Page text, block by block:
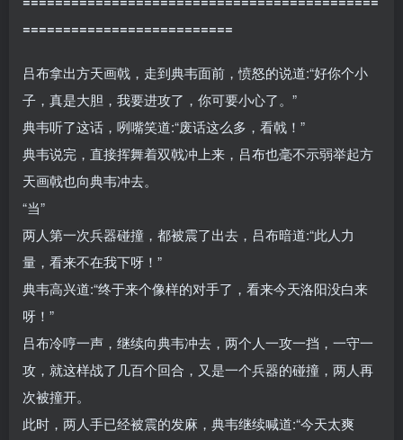
==========================
吕布拿出方天画戟，走到典韦面前，愤怒的说道:“好你个小
子，真是大胆，我要进攻了，你可要小心了。”
典韦听了这话，咧嘴笑道:“废话这么多，看戟！”
典韦说完，直接挥舞着双戟冲上来，吕布也毫不示弱举起方
天画戟也向典韦冲去。
“当”
两人第一次兵器碰撞，都被震了出去，吕布暗道:“此人力
量，看来不在我下呀！”
典韦高兴道:“终于来个像样的对手了，看来今天洛阳没白来
呀！”
吕布冷哼一声，继续向典韦冲去，两个人一攻一挡，一守一
攻，就这样战了几百个回合，又是一个兵器的碰撞，两人再
次被撞开。
此时，两人手已经被震的发麻，典韦继续喊道:“今天太爽